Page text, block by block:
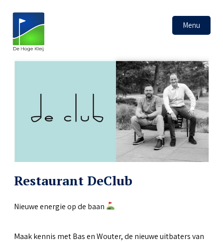
Menu
Restaurant DeClub
Nieuwe energie op de baan
Maak kennis met Bas en Wouter, de nieuwe uitbaters van